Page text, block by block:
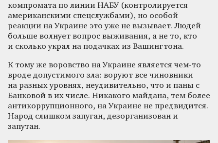
компромата по линии НАБУ (контролируется
американскими спецслужбами), но особой
реакции на Украине это уже не вызывает. Людей
больше волнует вопрос выживания, а не то, кто
и сколько украл на подачках из Вашингтона.
К тому же воровство на Украине является чем-то
вроде допустимого зла: воруют все чиновники
на разных уровнях, неудивительно, что и паны с
Банковой в их числе. Никакого майдана, тем более
антикоррупционного, на Украине не предвидится.
Народ слишком запуган, дезорганизован и
запутан.